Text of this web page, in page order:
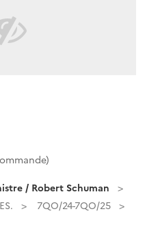
/ Robert Schuman
7QO/24-7QO/25